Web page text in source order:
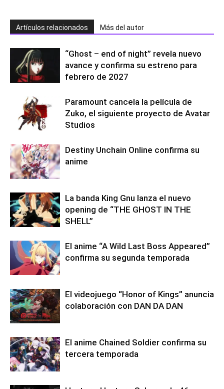
Artículos relacionados Más del autor
“Ghost – end of night” revela nuevo
avance y confirma su estreno para
febrero de 2027
Paramount cancela la película de
Zuko, el siguiente proyecto de Avatar
Studios
Destiny Unchain Online confirma su
anime
La banda King Gnu lanza el nuevo
opening de “THE GHOST IN THE
SHELL”
El anime “A Wild Last Boss Appeared”
confirma su segunda temporada
El videojuego “Honor of Kings” anuncia
colaboración con DAN DA DAN
El anime Chained Soldier confirma su
tercera temporada